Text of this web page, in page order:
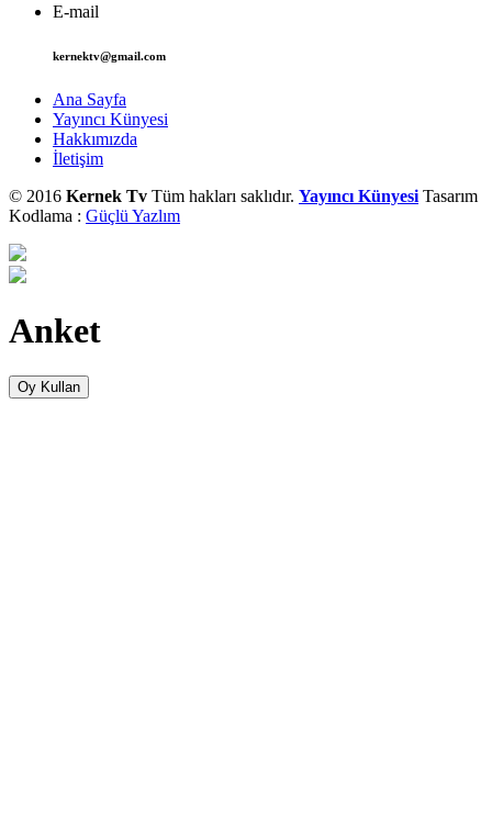
E-mail
kernektv@gmail.com
Ana Sayfa
Yayıncı Künyesi
Hakkımızda
İletişim
© 2016 Kernek Tv Tüm hakları saklıdır. Yayıncı Künyesi Tasarım
Kodlama : Güçlü Yazlım
Anket